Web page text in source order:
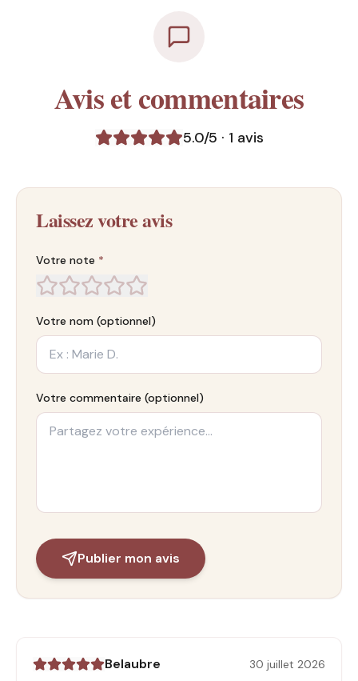
Avis et commentaires
5.0/5 · 1 avis
Laissez votre avis
Votre note *
Votre nom (optionnel)
Votre commentaire (optionnel)
Publier mon avis
Belaubre 30 juillet 2026